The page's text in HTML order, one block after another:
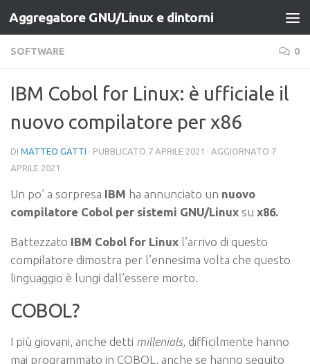
Salta al contenuto
Aggregatore GNU/Linux e dintorni
SOFTWARE 0
IBM Cobol for Linux: è ufficiale il
nuovo compilatore per x86
DI MATTEO GATTI · PUBBLICATO 7 APRILE 2021 · AGGIORNATO 7
APRILE 2021
Un po’ a sorpresa IBM ha annunciato un nuovo
compilatore Cobol per sistemi GNU/Linux su x86.
Battezzato IBM Cobol for Linux l’arrivo di questo
compilatore dimostra per l’ennesima volta che questo
linguaggio è lungi dall’essere morto.
COBOL?
I più giovani, anche detti millenials, difficilmente hanno
mai programmato in COBOL, anche se hanno seguito